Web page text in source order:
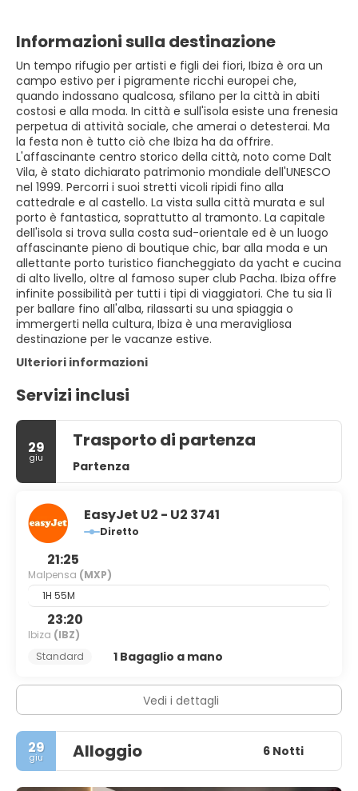
Informazioni sulla destinazione
Un tempo rifugio per artisti e figli dei fiori, Ibiza è ora un
campo estivo per i pigramente ricchi europei che,
quando indossano qualcosa, sfilano per la città in abiti
costosi e alla moda. In città e sull'isola esiste una frenesia
perpetua di attività sociale, che amerai o detesterai. Ma
la festa non è tutto ciò che Ibiza ha da offrire.
L'affascinante centro storico della città, noto come Dalt
Vila, è stato dichiarato patrimonio mondiale dell'UNESCO
nel 1999. Percorri i suoi stretti vicoli ripidi fino alla
cattedrale e al castello. La vista sulla città murata e sul
porto è fantastica, soprattutto al tramonto. La capitale
dell'isola si trova sulla costa sud-orientale ed è un luogo
affascinante pieno di boutique chic, bar alla moda e un
allettante porto turistico fiancheggiato da yacht e cucina
di alto livello, oltre al famoso super club Pacha. Ibiza offre
infinite possibilità per tutti i tipi di viaggiatori. Che tu sia lì
per ballare fino all'alba, rilassarti su una spiaggia o
immergerti nella cultura, Ibiza è una meravigliosa
destinazione per le vacanze estive.
Ulteriori informazioni
Servizi inclusi
29
giu
Trasporto di partenza
Partenza
EasyJet U2 - U2 3741
Diretto
21:25
Malpensa (MXP)
1H 55M
23:20
Ibiza (IBZ)
Standard
1 Bagaglio a mano
Vedi i dettagli
29
giu Alloggio 6 Notti